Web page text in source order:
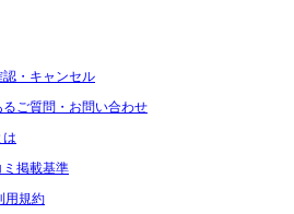
認・キャンセル
るご質問・お問い合わせ
は
ミ掲載基準
用規約